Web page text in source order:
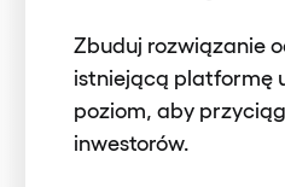
Zbuduj rozwiązanie
istniejącą platformę
poziom, aby
inwestorów.